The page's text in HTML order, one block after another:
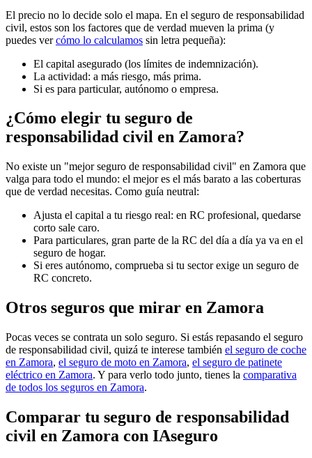
El precio no lo decide solo el mapa. En el seguro de responsabilidad
civil, estos son los factores que de verdad mueven la prima (y
puedes vercómo lo calculamos sin letra pequeña):
El capital asegurado (los límites de indemnización).
La actividad: a más riesgo, más prima.
Si es para particular, autónomo o empresa.
¿Cómo elegir tu seguro de
responsabilidad civil en Zamora?
No existe un "mejor seguro de responsabilidad civil" en Zamora que
valga para todo el mundo: el mejor es el más barato a las coberturas
que de verdad necesitas. Como guía neutral:
Ajusta el capital a tu riesgo real: en RC profesional, quedarse
corto sale caro.
Para particulares, gran parte de la RC del día a día ya va en el
seguro de hogar.
Si eres autónomo, comprueba si tu sector exige un seguro de
RC concreto.
Otros seguros que mirar en Zamora
Pocas veces se contrata un solo seguro. Si estás repasando el seguro
de responsabilidad civil, quizá te interese también el seguro de coche
en Zamora, el seguro de moto en Zamora, el seguro de patinete
eléctrico en Zamora. Y para verlo todo junto, tienes la comparativa
de todos los seguros en Zamora.
Comparar tu seguro de responsabilidad
civil en Zamora con IAseguro